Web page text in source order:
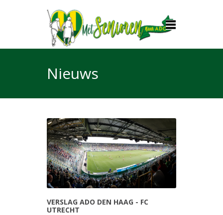
Nieuws
VERSLAG ADO DEN HAAG - FC
UTRECHT